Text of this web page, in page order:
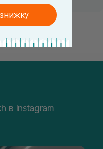
в Instagram